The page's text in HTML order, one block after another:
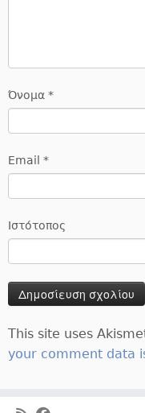
Όνομα *
Email *
Ιστότοπος
This site uses
your comment data